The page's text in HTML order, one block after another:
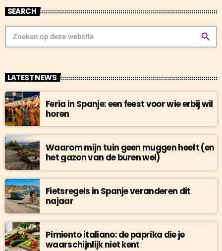
SEARCH
search
LATEST NEWS
Feria in Spanje: een feest voor wie erbij wil
horen
Waarom mijn tuin geen muggen heeft (en
het gazon van de buren wel)
Fietsregels in Spanje veranderen dit
najaar
Pimiento italiano: de paprika die je
waarschijnlijk niet kent